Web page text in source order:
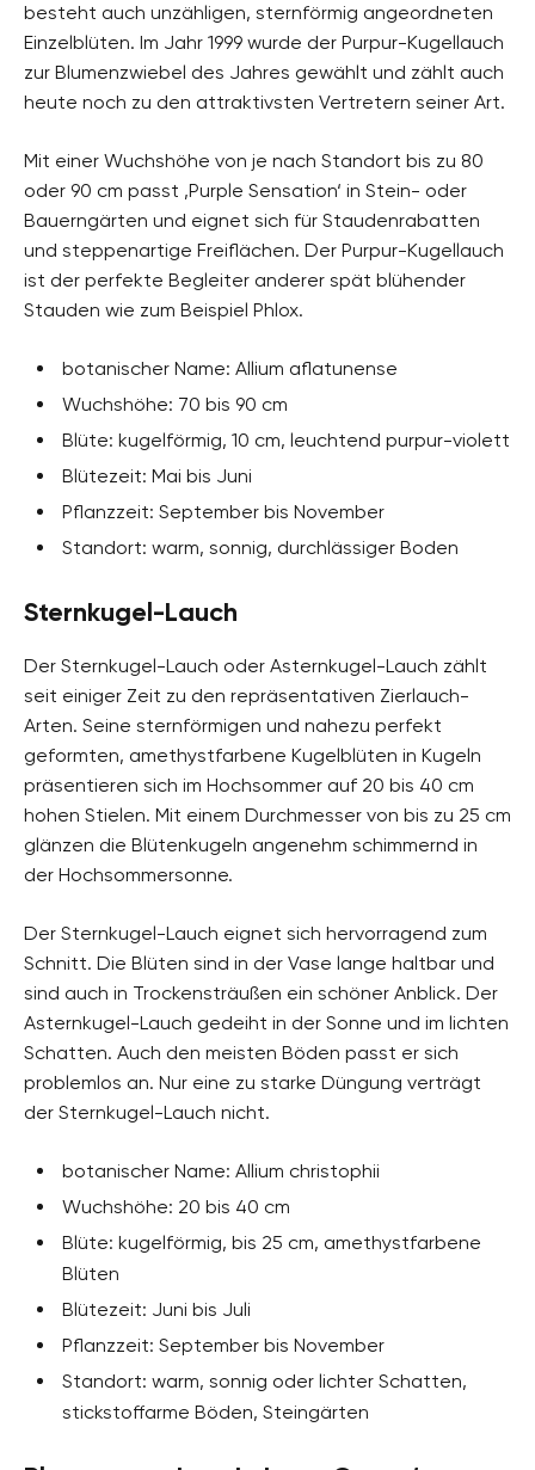
besteht auch unzähligen, sternförmig angeordneten
Einzelblüten. Im Jahr 1999 wurde der Purpur-Kugellauch
zur Blumenzwiebel des Jahres gewählt und zählt auch
heute noch zu den attraktivsten Vertretern seiner Art.
Mit einer Wuchshöhe von je nach Standort bis zu 80
oder 90 cm passt ‚Purple Sensation‘ in Stein- oder
Bauerngärten und eignet sich für Staudenrabatten
und steppenartige Freiflächen. Der Purpur-Kugellauch
ist der perfekte Begleiter anderer spät blühender
Stauden wie zum Beispiel Phlox.
botanischer Name: Allium aflatunense
Wuchshöhe: 70 bis 90 cm
Blüte: kugelförmig, 10 cm, leuchtend purpur-violett
Blütezeit: Mai bis Juni
Pflanzzeit: September bis November
Standort: warm, sonnig, durchlässiger Boden
Sternkugel-Lauch
Der Sternkugel-Lauch oder Asternkugel-Lauch zählt
seit einiger Zeit zu den repräsentativen Zierlauch-
Arten. Seine sternförmigen und nahezu perfekt
geformten, amethystfarbene Kugelblüten in Kugeln
präsentieren sich im Hochsommer auf 20 bis 40 cm
hohen Stielen. Mit einem Durchmesser von bis zu 25 cm
glänzen die Blütenkugeln angenehm schimmernd in
der Hochsommersonne.
Der Sternkugel-Lauch eignet sich hervorragend zum
Schnitt. Die Blüten sind in der Vase lange haltbar und
sind auch in Trockensträußen ein schöner Anblick. Der
Asternkugel-Lauch gedeiht in der Sonne und im lichten
Schatten. Auch den meisten Böden passt er sich
problemlos an. Nur eine zu starke Düngung verträgt
der Sternkugel-Lauch nicht.
botanischer Name: Allium christophii
Wuchshöhe: 20 bis 40 cm
Blüte: kugelförmig, bis 25 cm, amethystfarbene
Blüten
Blütezeit: Juni bis Juli
Pflanzzeit: September bis November
Standort: warm, sonnig oder lichter Schatten,
stickstoffarme Böden, Steingärten